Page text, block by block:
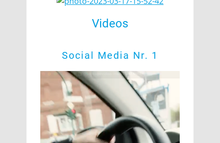
Videos
Social Media Nr. 1